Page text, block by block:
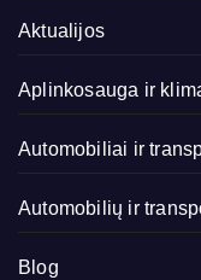
Aktualijos
Aplinkosauga ir
Automobiliai ir
Automobilių ir
Blog